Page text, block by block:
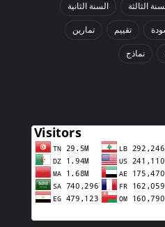
الثالثة السنة الثانية
تقييم تمارين
نماذج